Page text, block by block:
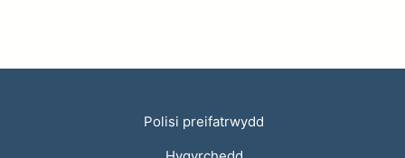
Polisi preifatrwydd